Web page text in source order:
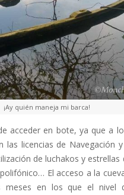
¡Ay quién maneja mi barca!
acceder en bote, ya que a
las licencias de Navegación
de luchakos y estrellas
El acceso a la
meses en los que el nivel